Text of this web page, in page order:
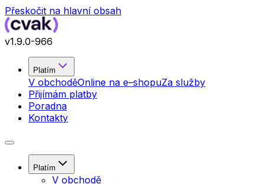
Přeskočit na hlavní obsah
v1.9.0-966
Platím
V obchoděOnline na e–shopuZa služby
Přijímám platby
Poradna
Kontakty
Platím
V obchodě